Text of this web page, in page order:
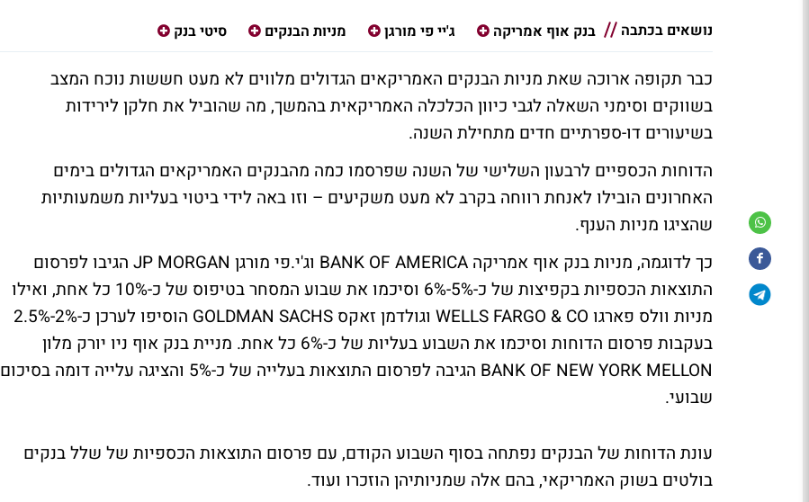
נושאים בכתבה
בנק אוף אמריקה ג'יי פי מורגן מניות הבנקים סיטי בנק
כבר תקופה ארוכה שאת מניות הבנקים האמריקאים הגדולים מלווים לא מעט חששות נוכח המצב
בשווקים וסימני השאלה לגבי כיוון הכלכלה האמריקאית בהמשך, מה שהוביל את חלקן לירידות
בשיעורים דו-ספרתיים חדים מתחילת השנה.
הדוחות הכספיים לרבעון השלישי של השנה שפרסמו כמה מהבנקים האמריקאים הגדולים בימים
האחרונים הובילו לאנחת רווחה בקרב לא מעט משקיעים – וזו באה לידי ביטוי בעליות משמעותיות
שהציגו מניות הענף.
כך לדוגמה, מניות בנק אוף אמריקה BANK OF AMERICA וג'י.פי מורגן JP MORGAN הגיבו לפרסום
התוצאות הכספיות בקפיצות של כ-5%-6% וסיכמו את שבוע המסחר בטיפוס של כ-10% כל אחת, ואילו
מניות וולס פארגו WELLS FARGO & CO וגולדמן זאקס GOLDMAN SACHS הוסיפו לערכן כ-2%-2.5%
בעקבות פרסום הדוחות וסיכמו את השבוע בעליות של כ-6% כל אחת. מניית בנק אוף ניו יורק מלון
BANK OF NEW YORK MELLON הגיבה לפרסום התוצאות בעלייה של כ-5% והציגה עלייה דומה בסיכום
שבועי.
עונת הדוחות של הבנקים נפתחה בסוף השבוע הקודם, עם פרסום התוצאות הכספיות של שלל בנקים
בולטים בשוק האמריקאי, בהם אלה שמניותיהן הוזכרו ועוד.